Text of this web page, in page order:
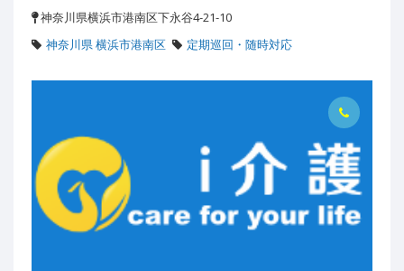
神奈川県横浜市港南区下永谷4-21-10
神奈川県 横浜市港南区
定期巡回・随時対応